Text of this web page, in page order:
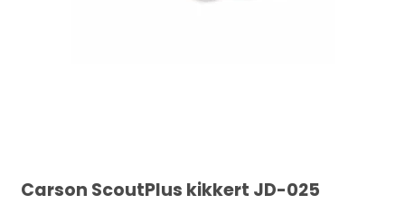
Carson ScoutPlus kikkert JD-025